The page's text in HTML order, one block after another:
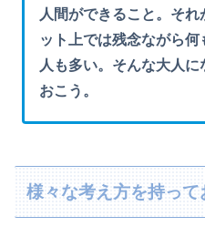
人間ができること。そ
ット上では残念ながら
人も多い。そんな大人に
おこう。
様々な考え方を持って